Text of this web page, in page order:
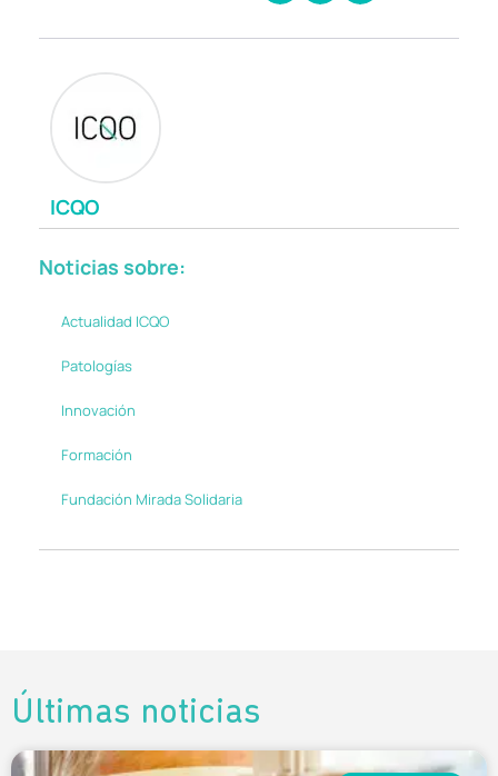
ICQO
Noticias sobre:
Actualidad ICQO
Patologías
Innovación
Formación
Fundación Mirada Solidaria
Últimas noticias